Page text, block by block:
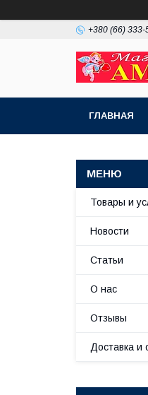
+380 (66) 333-
ГЛАВНАЯ
Товары и
Новости
Статьи
О нас
Отзывы
Доставка и